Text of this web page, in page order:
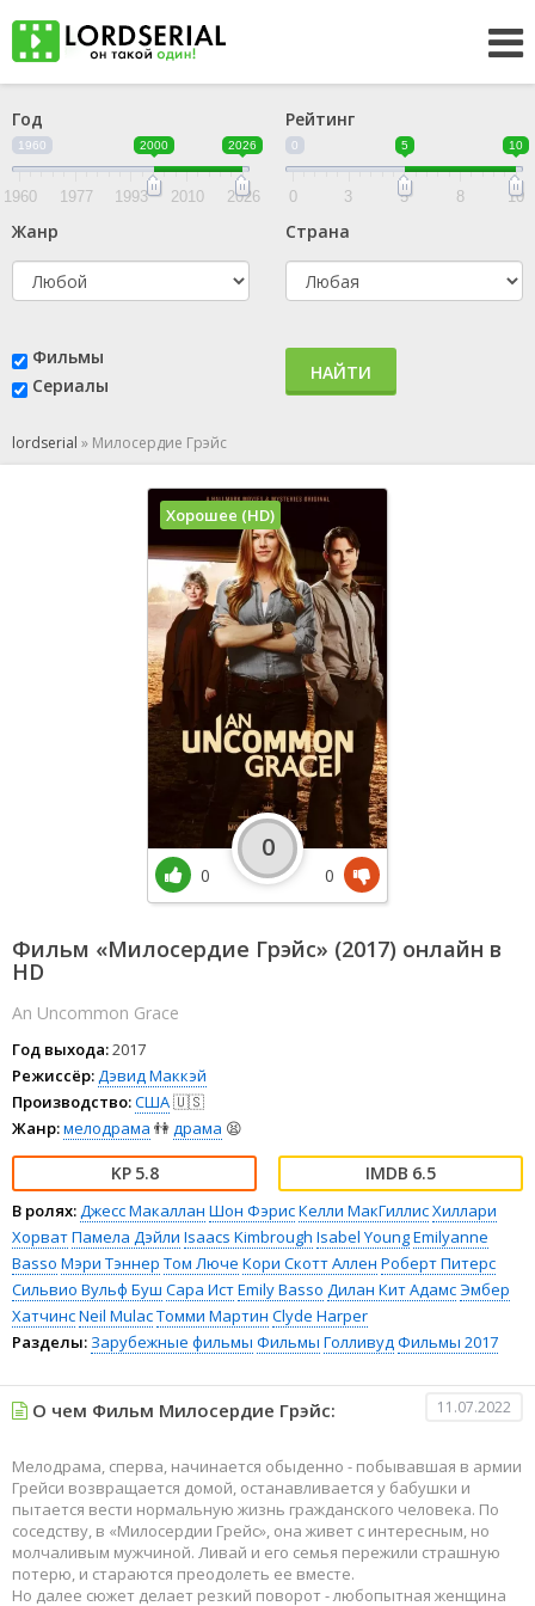
Год
1960 2000 2026
1960 1977 1993 2010 2026
Рейтинг
0 5 10
0 3 5 8 10
Жанр Страна
Фильмы
Сериалы
НАЙТИ
lordserial » Милосердие Грэйс
Фильм «Милосердие Грэйс» (2017) онлайн в
HD
An Uncommon Grace
Год выхода:2017
Режиссёр: Дэвид Маккэй
Производство:США🇺🇸
Жанр:мелодрама 👫 драма 😫
5.8 6.5
В ролях: Джесс Макаллан Шон ФэрисКелли МакГиллисХиллари
ХорватПамела Дэйли Isaacs Kimbrough Isabel YoungEmilyanne
Basso Мэри Тэннер Том Люче Кори Скотт Аллен Роберт Питерс
Сильвио Вульф Буш Сара ИстEmily Basso Дилан Кит Адамс Эмбер
ХатчинсNeil MulacТомми Мартин Clyde Harper
Разделы: Зарубежные фильмы Фильмы Голливуд Фильмы 2017
Хорошее (HD)
0
0
0
О чем Фильм Милосердие Грэйс: 11.07.2022
Мелодрама, сперва, начинается обыденно - побывавшая в армии
Грейси возвращается домой, останавливается у бабушки и
пытается вести нормальную жизнь гражданского человека. По
соседству, в «Милосердии Грейс», она живет с интересным, но
молчаливым мужчиной. Ливай и его семья пережили страшную
потерю, и стараются преодолеть ее вместе.
Но далее сюжет делает резкий поворот - любопытная женщина